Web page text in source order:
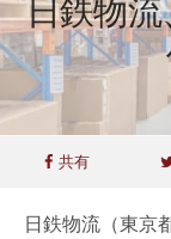
共有
日鉄物流（東京